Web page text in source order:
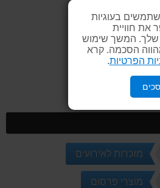
בעוגיות
את חוויית
שלך. המשך שימוש
הסכמה. קרא
הפרטיות.
ללקוחות.
איכותית
מזכרות לאירועים
מוצרי פרסום